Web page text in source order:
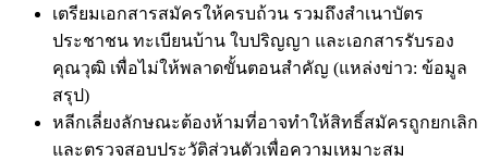
เตรียมเอกสารสมัครให้ครบถ้วน รวมถึงสำเนาบัตร
ประชาชน ทะเบียนบ้าน ใบปริญญา และเอกสารรับรอง
คุณวุฒิ เพื่อไม่ให้พลาดขั้นตอนสำคัญ (แหล่งข่าว: ข้อมูล
สรุป)
หลีกเลี่ยงลักษณะต้องห้ามที่อาจทำให้สิทธิ์สมัครถูกยกเลิก
และตรวจสอบประวัติส่วนตัวเพื่อความเหมาะสม